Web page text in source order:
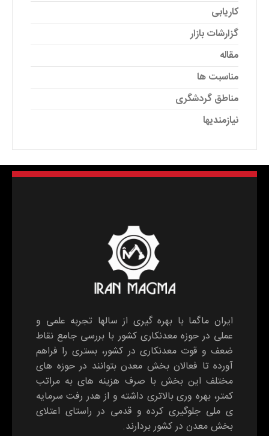
کاریابی
گزارشات بازار
مقاله
مناسبت ها
مناطق گردشگری
نیازمندیها
ایران ماگما با بهره گیری از سالها تجربه علمی و
عملی در حوزه معدنکاری کشور با بررسی جامع نقاط
ضعف و قوت معدنکاری در کشور، بستری را فراهم
آورده تا فعالان بخش معدن بتوانند در حوزه های
مختلف این بخش با صرف هزینه های به مراتب
کمتر، بهره وری بالاتری داشته و از هدر رفت سرمایه
ی ملی جلوگیری کرده و قدمی در راستای اعتلای
بخش معدن در کشور بردارند.